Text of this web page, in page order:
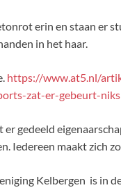
erin en staan er
in het haar.
https://www.at5.nl/
zat-er-gebeurt-niks
gedeeld
Iedereen maakt zich
Kelbergen is in